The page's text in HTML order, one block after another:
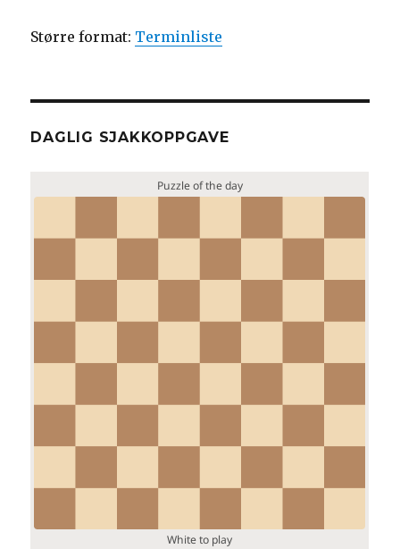
Større format: Terminliste
DAGLIG SJAKKOPPGAVE